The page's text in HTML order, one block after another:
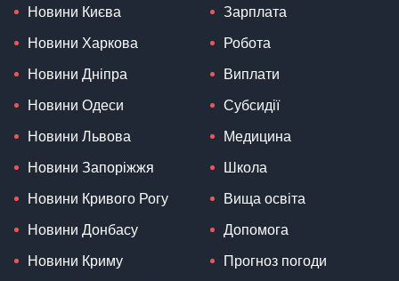
Новини Києва
Новини Харкова
Новини Дніпра
Новини Одеси
Новини Львова
Новини Запоріжжя
Новини Кривого Рогу
Новини Донбасу
Новини Криму
Зарплата
Робота
Виплати
Субсидії
Медицина
Школа
Вища освіта
Допомога
Прогноз погоди